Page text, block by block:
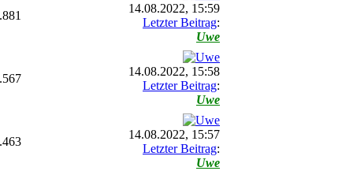
14.08.2022, 15:59
Letzter Beitrag:
Uwe
14.08.2022, 15:58
Letzter Beitrag:
Uwe
14.08.2022, 15:57
Letzter Beitrag:
Uwe